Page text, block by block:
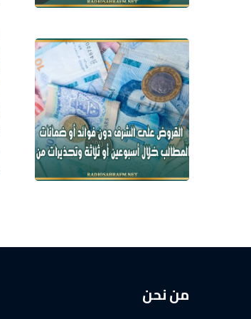
من نحن